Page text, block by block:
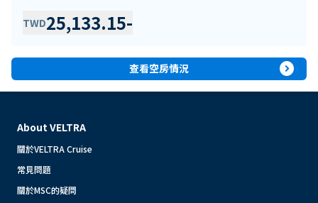
TWD25,133.15-
查看空房情況 expand_circle_right
About VELTRA
關於VELTRA Cruise
常見問題
關於MSC的疑問